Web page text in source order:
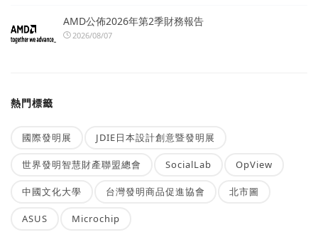
AMD公佈2026年第2季財務報告
2026/08/07
熱門標籤
國際發明展 JDIE日本設計創意暨發明展
世界發明智慧財產聯盟總會 SocialLab OpView
中國文化大學 台灣發明商品促進協會 北市圖
ASUS Microchip